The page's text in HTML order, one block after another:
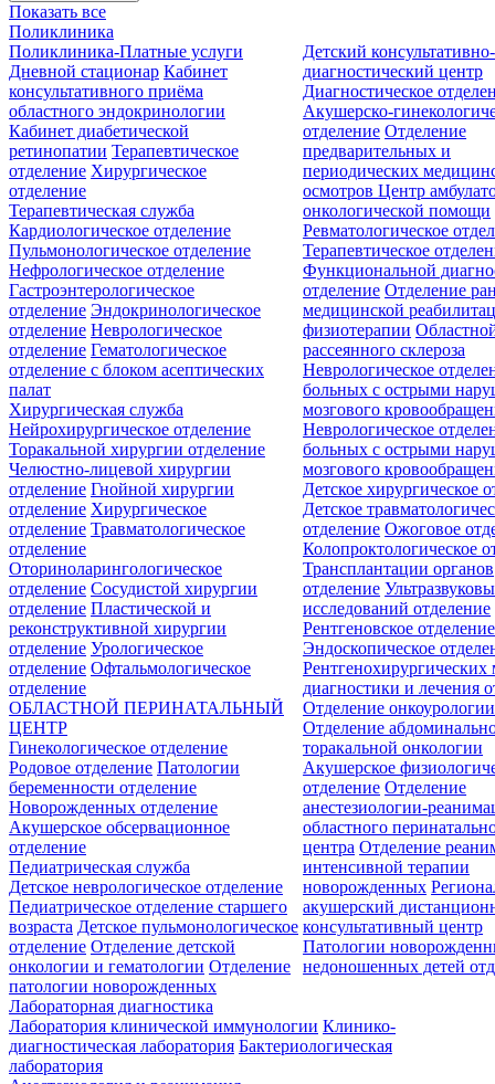
Показать все
Поликлиника
Поликлиника-Платные услуги
Дневной стационар Кабинет
консультативного приёма
областного эндокринологии
Кабинет диабетической
ретинопатии Терапевтическое
отделение Хирургическое
отделение
Детский консультативно-
диагностический центр
Диагностическое
Акушерско-
отделение Отделение
предварительных и
периодических
осмотровЦентр
онкологической помощи
Терапевтическая служба
Кардиологическое отделение
Пульмонологическое отделение
Нефрологическое отделение
Гастроэнтерологическое
отделение Эндокринологическое
отделение Неврологическое
отделение Гематологическое
отделение c блоком асептических
палат
Ревматологическое
Терапевтическое
Функциональной
отделение Отделение
медицинской
физиотерапии
рассеянного склероза
Неврологическое
больных с острыми
мозгового
Неврологическое
больных с острыми
мозгового
Хирургическая служба
Нейрохирургическое отделение
Торакальной хирургии отделение
Челюстно-лицевой хирургии
отделение Гнойной хирургии
отделение Хирургическое
отделение Травматологическое
отделение
Оториноларингологическое
отделение Сосудистой хирургии
отделение Пластической и
реконструктивной хирургии
отделение Урологическое
отделение Офтальмологическое
отделение
Детское хирургическое
Детское
отделение Ожоговое
Колопроктологическое
Трансплантации органов
отделение
исследований отделение
Рентгеновское отделение
Эндоскопическое
Рентгенохирургических
диагностики и лечения
Отделение онкоурологии
Отделение
торакальной онкологии
ОБЛАСТНОЙ ПЕРИНАТАЛЬНЫЙ
ЦЕНТР
Гинекологическое отделение
Родовое отделение Патологии
беременности отделение
Новорожденных отделение
Акушерское обсервационное
отделение
Акушерское
отделение Отделение
анестезиологии-
областного
центра Отделение
интенсивной терапии
новорожденных
акушерский
консультативный центр
Патологии
недоношенных детей
Педиатрическая служба
Детское неврологическое отделение
Педиатрическое отделение старшего
возраста Детское пульмонологическое
отделение Отделение детской
онкологии и гематологии Отделение
патологии новорожденных
Лабораторная диагностика
Лаборатория клинической иммунологии Клинико-
диагностическая лаборатория Бактериологическая
лаборатория